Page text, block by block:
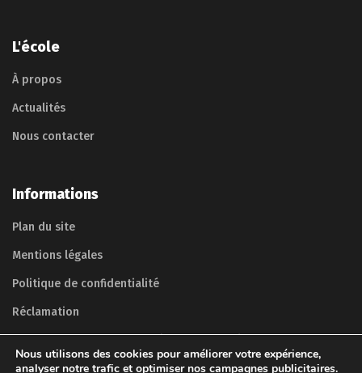
L'école
À propos
Actualités
Nous contacter
Informations
Plan du site
Mentions légales
Politique de confidentialité
Réclamation
Nous utilisons des cookies pour améliorer votre expérience,
analyser notre trafic et optimiser nos campagnes publicitaires.